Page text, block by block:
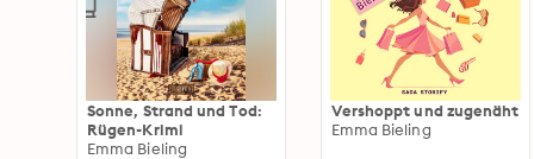
Sonne, Strand und Tod:
Rügen-Krimi
Emma Bieling
Vershoppt und zugenäht
Emma Bieling